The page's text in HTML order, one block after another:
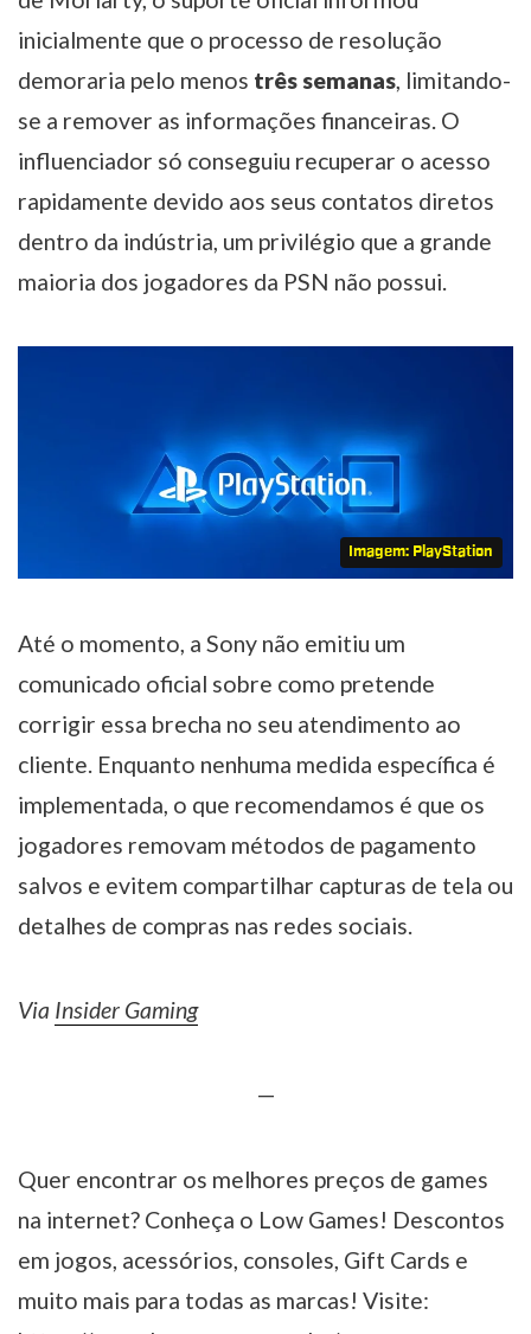
inicialmente que o processo de resolução
demoraria pelo menos três semanas, limitando-
se a remover as informações financeiras. O
influenciador só conseguiu recuperar o acesso
rapidamente devido aos seus contatos diretos
dentro da indústria, um privilégio que a grande
maioria dos jogadores da PSN não possui.
Imagem: PlayStation
Até o momento, a Sony não emitiu um
comunicado oficial sobre como pretende
corrigir essa brecha no seu atendimento ao
cliente. Enquanto nenhuma medida específica é
implementada, o que recomendamos é que os
jogadores removam métodos de pagamento
salvos e evitem compartilhar capturas de tela ou
detalhes de compras nas redes sociais.
Via Insider Gaming
—
Quer encontrar os melhores preços de games
na internet? Conheça o Low Games! Descontos
em jogos, acessórios, consoles, Gift Cards e
muito mais para todas as marcas! Visite: